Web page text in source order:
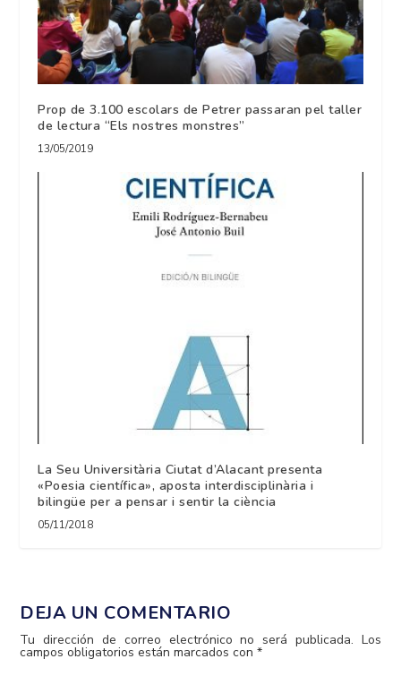
Prop de 3.100 escolars de Petrer passaran pel taller
de lectura “Els nostres monstres”
13/05/2019
La Seu Universitària Ciutat d’Alacant presenta
«Poesia científica», aposta interdisciplinària i
bilingüe per a pensar i sentir la ciència
05/11/2018
DEJA UN COMENTARIO
Tu dirección de correo electrónico no será publicada. Los
campos obligatorios están marcados con*